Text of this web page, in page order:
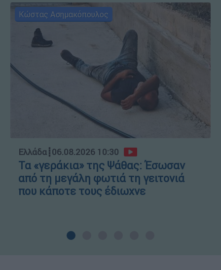
Κώστας Ασημακόπουλος
Ελλάδα┋06.08.2026 10:30
Τα «γεράκια» της Ψάθας: Έσωσαν
από τη μεγάλη φωτιά τη γειτονιά
που κάποτε τους έδιωχνε